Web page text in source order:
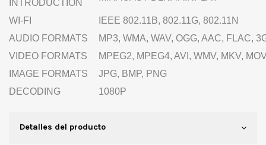
INTRODUCTION
WI-FI
IEEE 802.11B, 802.11G, 802.11N
AUDIO FORMATS
MP3, WMA, WAV, OGG, AAC, FLAC,
VIDEO FORMATS
MPEG2, MPEG4, AVI, WMV, MKV,
IMAGE FORMATS
JPG, BMP, PNG
DECODING
1080P
Detalles del producto